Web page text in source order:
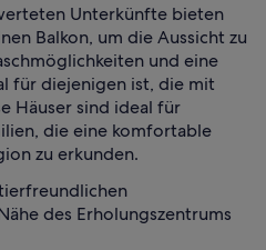
Unterkünfte bieten
Balkon, um die Aussicht zu
und eine
für diejenigen ist, die mit
Häuser sind ideal für
die eine komfortable
zu erkunden.
des Erholungszentrums